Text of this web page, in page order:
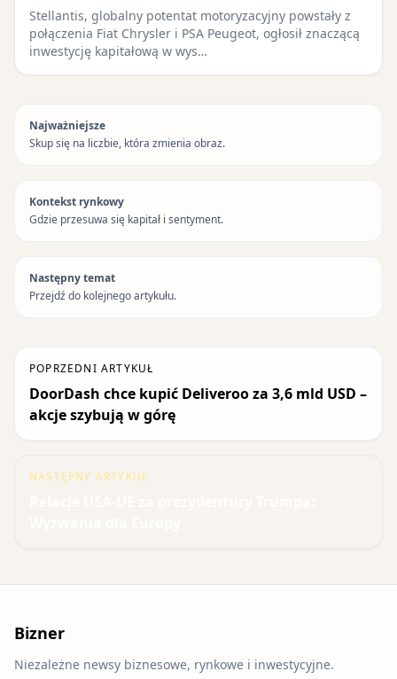
Stellantis, globalny potentat motoryzacyjny powstały z
połączenia Fiat Chrysler i PSA Peugeot, ogłosił znaczącą
inwestycję kapitałową w wys…
Najważniejsze
Skup się na liczbie, która zmienia obraz.
Kontekst rynkowy
Gdzie przesuwa się kapitał i sentyment.
Następny temat
Przejdź do kolejnego artykułu.
POPRZEDNI ARTYKUŁ
DoorDash chce kupić Deliveroo za 3,6 mld USD –
akcje szybują w górę
NASTĘPNY ARTYKUŁ
Bizner
Niezależne newsy biznesowe, rynkowe i inwestycyjne.